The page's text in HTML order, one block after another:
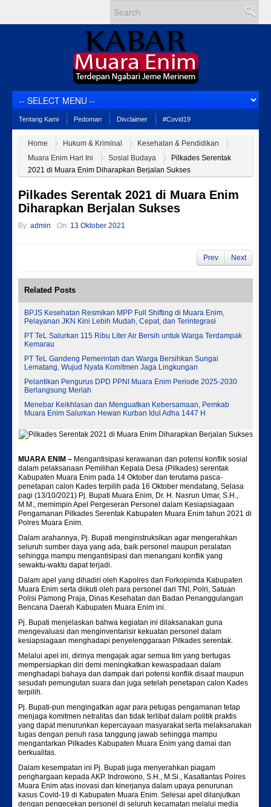
Tentang Kami Pedoman Disclaimer #Covid19
Home Hukum & Kriminal
Kesehatan & Pendidikan
Muara Enim Hari Ini
Sosial Budaya
Pilkades Serentak
2021 di Muara Enim Diharapkan Berjalan Sukses
Pilkades Serentak 2021 di Muara Enim
Diharapkan Berjalan Sukses
By: admin On: 13 Oktober 2021
Prev Next
Related Posts
BPJS Kesehatan Resmikan MPP Full Shifting di Muara Enim,
Pelayanan JKN Kini Lebih Mudah, Cepat, dan Terintegrasi
PT TeL Salurkan 115 Ribu Liter Air Bersih untuk Warga Terdampak
Kemarau
PT TeL Gandeng Pemerintah dan Warga Bersihkan Sungai
Lematang, Wujud Nyata Komitmen Jaga Lingkungan
Pelantikan Pengurus DPD PPNI Muara Enim Periode 2025-2030
Berlangsung Meriah
Menebar Keikhlasan dan Menguatkan Kebersamaan, Pemkab
Muara Enim Salurkan Hewan Kurban Idul Adha 1447 H
MUARA ENIM – Mengantisipasi kerawanan dan potensi konflik sosial
dalam pelaksanaan Pemilihan Kepala Desa (Pilkades) serentak
Kabupaten Muara Enim pada 14 Oktober dan terutama pasca-
penetapan calon Kades terpilih pada 16 Oktober mendatang, Selasa
pagi (13/10/2021) Pj. Bupati Muara Enim, Dr. H. Nasrun Umar, S.H.,
M.M., memimpin Apel Pergeseran Personel dalam Kesiapsiagaan
Pengamanan Pilkades Serentak Kabupaten Muara Enim tahun 2021 di
Polres Muara Enim.
Dalam arahannya, Pj. Bupati menginstruksikan agar mengerahkan
seluruh sumber daya yang ada, baik personel maupun peralatan
sehingga mampu mengantisipasi dan menangani konflik yang
sewaktu-waktu dapat terjadi.
Dalam apel yang dihadiri oleh Kapolres dan Forkopimda Kabupaten
Muara Enim serta diikuti oleh para personel dari TNI, Polri, Satuan
Polisi Pamong Praja, Dinas Kesehatan dan Badan Penanggulangan
Bencana Daerah Kabupaten Muara Enim ini.
Pj. Bupati menjelaskan bahwa kegiatan ini dilaksanakan guna
mengevaluasi dan menginventarisir kekuatan personel dalam
kesiapsiagaan menghadapi penyelenggaraan Pilkades serentak.
Melalui apel ini, dirinya mengajak agar semua tim yang bertugas
mempersiapkan diri demi meningkatkan kewaspadaan dalam
menghadapi bahaya dan dampak dari potensi konflik disaat maupun
sesudah pemungutan suara dan juga setelah penetapan calon Kades
terpilih.
Pj. Bupati-pun mengingatkan agar para petugas pengamanan tetap
menjaga komitmen netralitas dan tidak terlibat dalam politik praktis
yang dapat menurunkan kepercayaan masyarakat serta melaksanakan
tugas dengan penuh rasa tanggung jawab sehingga mampu
mengantarkan Pilkades Kabupaten Muara Enim yang damai dan
berkualitas.
Dalam kesempatan ini Pj. Bupati juga menyerahkan piagam
penghargaan kepada AKP. Indrowono, S.H., M.Si., Kasatlantas Polres
Muara Enim atas inovasi dan kinerjanya dalam upaya penurunan
kasus Covid-19 di Kabupaten Muara Enim. Selesai apel dilanjutkan
dengan pengecekan personel di seluruh kecamatan melalui media